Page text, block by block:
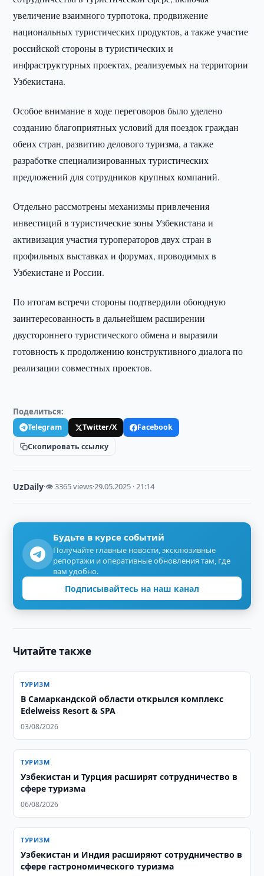
увеличение взаимного турпотока, продвижение
национальных туристических продуктов, а также участие
российской стороны в туристических и
инфраструктурных проектах, реализуемых на территории
Узбекистана.
Особое внимание в ходе переговоров было уделено
созданию благоприятных условий для поездок граждан
обеих стран, развитию делового туризма, а также
разработке специализированных туристических
предложений для сотрудников крупных компаний.
Отдельно рассмотрены механизмы привлечения
инвестиций в туристические зоны Узбекистана и
активизация участия туроператоров двух стран в
профильных выставках и форумах, проводимых в
Узбекистане и России.
По итогам встречи стороны подтвердили обоюдную
заинтересованность в дальнейшем расширении
двустороннего туристического обмена и выразили
готовность к продолжению конструктивного диалога по
реализации совместных проектов.
Поделиться:
Telegram Twitter/X
Facebook
Скопировать ссылку
UzDaily·👁 3365 views·29.05.2025 · 21:14
Будьте в курсе событий
Получайте главные новости, эксклюзивные
репортажи и оперативные обновления там, где
вам удобно.
Подписывайтесь на наш канал
Читайте также
ТУРИЗМ
В Самаркандской области открылся комплекс
Edelweiss Resort & SPA
03/08/2026
ТУРИЗМ
Узбекистан и Турция расширят сотрудничество в
сфере туризма
06/08/2026
ТУРИЗМ
Узбекистан и Индия расширяют сотрудничество в
сфере гастрономического туризма